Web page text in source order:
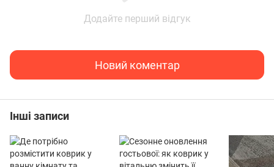
Додайте перший відгук
Новий коментар
Інші записи